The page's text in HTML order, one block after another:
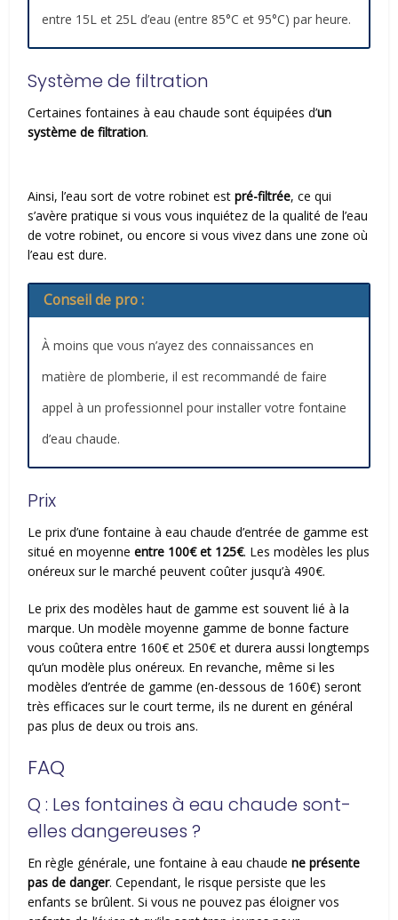
entre 15L et 25L d’eau (entre 85°C et 95°C) par heure.
Système de filtration
Certaines fontaines à eau chaude sont équipées d’un
système de filtration.
Ainsi, l’eau sort de votre robinet estpré-filtrée, ce qui
s’avère pratique si vous vous inquiétez de la qualité de l’eau
de votre robinet, ou encore si vous vivez dans une zone où
l’eau est dure.
Conseil de pro :
À moins que vous n’ayez des connaissances en
matière de plomberie, il est recommandé de faire
appel à un professionnel pour installer votre fontaine
d’eau chaude.
Prix
Le prix d’une fontaine à eau chaude d’entrée de gamme est
situé en moyenneentre 100€ et 125€. Les modèles les plus
onéreux sur le marché peuvent coûter jusqu’à 490€.
Le prix des modèles haut de gamme est souvent lié à la
marque. Un modèle moyenne gamme de bonne facture
vous coûtera entre 160€ et 250€ et durera aussi longtemps
qu’un modèle plus onéreux. En revanche, même si les
modèles d’entrée de gamme (en-dessous de 160€) seront
très efficaces sur le court terme, ils ne durent en général
pas plus de deux ou trois ans.
FAQ
Q : Les fontaines à eau chaude sont-
elles dangereuses ?
En règle générale, une fontaine à eau chaudene présente
pas de danger. Cependant, le risque persiste que les
enfants se brûlent. Si vous ne pouvez pas éloigner vos